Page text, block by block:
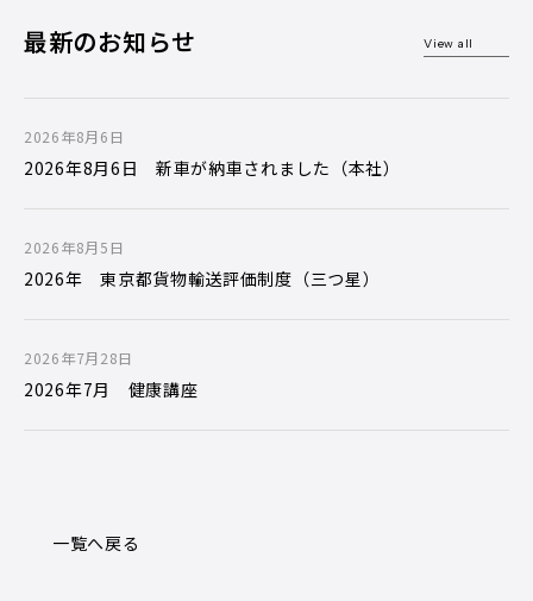
最新のお知らせ View all
2026年8月6日
2026年8月6日 新車が納車されました（本社）
2026年8月5日
2026年 東京都貨物輸送評価制度（三つ星）
2026年7月28日
2026年7月 健康講座
一覧へ戻る